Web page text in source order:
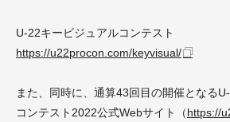
U-22キービジュアルコンテスト
https://u22procon.com/keyvisual/
また、同時に、通算43回目の開催となる
コンテスト2022公式Webサイト（https://